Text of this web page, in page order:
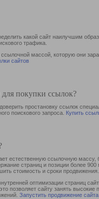
какой сайт наилучшим
трафика.
массой, которую они
сайтов
покупки ссылок?
простановку ссылок
поискового запроса. Купить
естественную ссылочную
страниц и позиции более
стоимость и сроки продвижения.
оптимизации страниц
позволяет сайту занять
Запустить продвижение сайта